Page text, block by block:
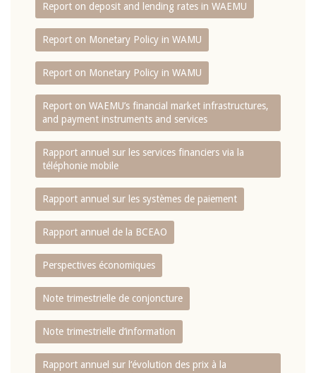
Report on deposit and lending rates in WAEMU
Report on Monetary Policy in WAMU
Report on Monetary Policy in WAMU
Report on WAEMU’s financial market infrastructures,
and payment instruments and services
Rapport annuel sur les services financiers via la
téléphonie mobile
Rapport annuel sur les systèmes de paiement
Rapport annuel de la BCEAO
Perspectives économiques
Note trimestrielle de conjoncture
Note trimestrielle d‘information
Rapport annuel sur l‘évolution des prix à la